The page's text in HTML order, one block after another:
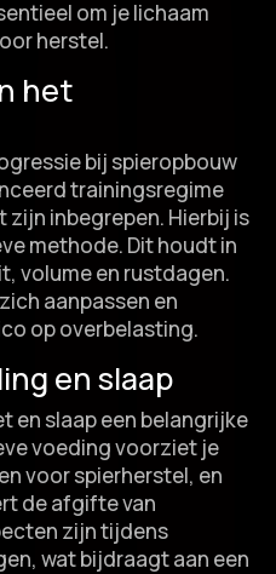
om je lichaam
herstel.​
het
bij spieropbouw
trainingsregime
zijn inbegrepen.​ Hierbij is
methode.​ Dit houdt in
volume en rustdagen.​
aanpassen en
op overbelasting.​
en slaap
en slaap een belangrijke
voeding voorziet je
voor spierherstel, en
de afgifte van
zijn tijdens
wat bijdraagt aan een